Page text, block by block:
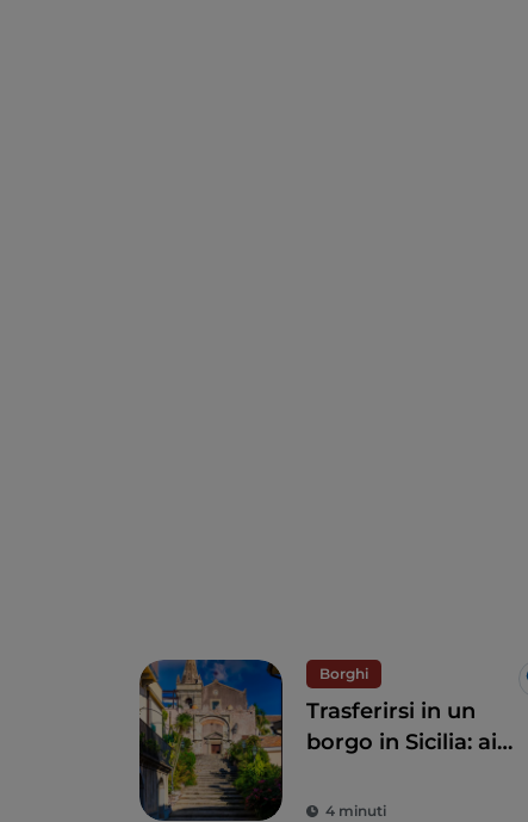
Borghi
Trasferirsi in un
borgo in Sicilia: ai
agevolazioni fiscali
4 minuti